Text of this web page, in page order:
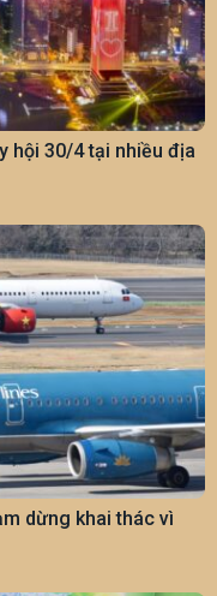
hội 30/4 tại nhiều địa
dừng khai thác vì